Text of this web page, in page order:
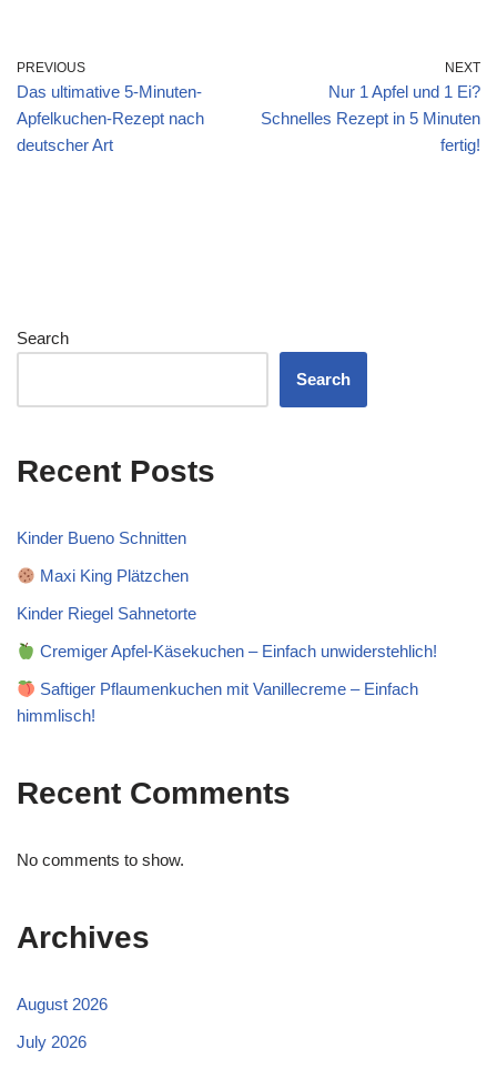
PREVIOUS
Das ultimative 5-Minuten-
Apfelkuchen-Rezept nach
deutscher Art
NEXT
Nur 1 Apfel und 1 Ei?
Schnelles Rezept in 5 Minuten
fertig!
Search
Search
Recent Posts
Kinder Bueno Schnitten
Maxi King Plätzchen
Kinder Riegel Sahnetorte
Cremiger Apfel-Käsekuchen – Einfach unwiderstehlich!
Saftiger Pflaumenkuchen mit Vanillecreme – Einfach
himmlisch!
Recent Comments
No comments to show.
Archives
August 2026
July 2026